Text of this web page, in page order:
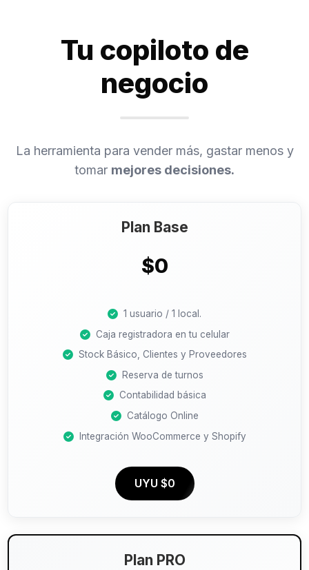
Tu copiloto de
negocio
La herramienta para vender más, gastar menos y
tomar mejores decisiones.
Plan Base
$0
1 usuario / 1 local.
Caja registradora en tu celular
Stock Básico, Clientes y Proveedores
Reserva de turnos
Contabilidad básica
Catálogo Online
Integración WooCommerce y Shopify
UYU $0
Plan PRO